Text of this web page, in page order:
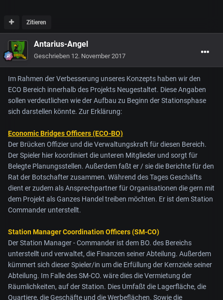
Zitieren
Antarius-Angel
Geschrieben 12. November 2017
Im Rahmen der Verbesserung unseres Konzepts haben wir den
ECO Bereich innerhalb des Projekts Neugestaltet. Diese Angaben
sollen verdeutlichen wie der Aufbau zu Beginn der Stationsphase
sich darstellen könnte. Zur Erklärung:
Economic Bridges Officers (ECO-BO)
Der Brücken Offizier und die Verwaltungskraft für diesen Bereich.
Der Spieler hier koordiniert die unteren Mitglieder und sorgt für
Belegte Planungsstellen. Außerdem faßt er / sie die Berichte für den
Rat der Botschafter zusammen. Während des Tages Geschäfts
dient er zudem als Ansprechpartner für Organisationen die gern mit
dem Projekt als Ganzes Handel treiben möchten. Er ist dem Station
Commander unterstellt.
Station Manager Coordination Officers (SM-CO)
Der Station Manager - Commander ist dem BO. des Bereichs
unterstellt und verwaltet, die Finanzen seiner Abteilung. Außerdem
kümmert sich dieser Spieler/in um die Erfüllung der Kernziele seiner
Abteilung. Im Falle des SM-CO. wäre dies die Vermietung der
Räumlichkeiten, auf der Station. Dies Umfaßt die Lagerfläche, die
Quartiere, die Geschäfte und die Werbeflächen. Sowie die